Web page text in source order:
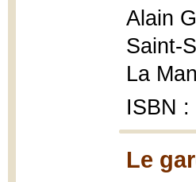
Alain
Saint-
La
ISBN :
Le